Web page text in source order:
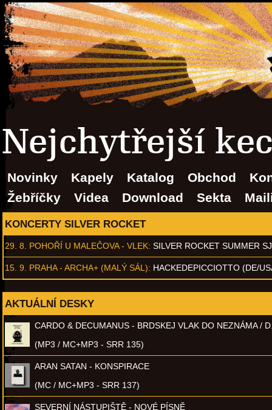
Nejchytřejší
Novinky Kapely Katalog Obchod
Žebříčky
Videa Download Sekta
KONCERTY SILVER ROCKET
29. 8. POHOŘÍ U MALEČOVA - VLEK: SILVER ROCKET SUMMER
15. 9. PRAHA - ARCHA+ (MALÝ SÁL): HACKEDEPICCIOTTO (DE/
AKTUÁLNÍ DESKY
CARDO & DECUMANUS - BRDSKEJ VLAK DO NEZNÁMA /
(MP3 / MC+MP3 - SRR 135)
ARAN SATAN - KONSPIRACE
(MC / MC+MP3 - SRR 137)
SEVERNÍ NÁSTUPIŠTĚ - NOVÉ PÍSNĚ